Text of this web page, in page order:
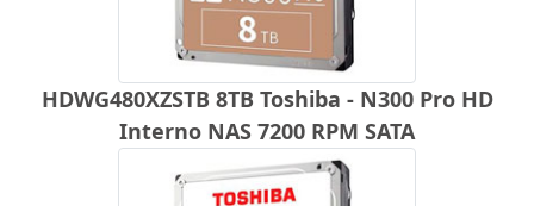
HDWG480XZSTB 8TB Toshiba - N300 Pro HD
Interno NAS 7200 RPM SATA